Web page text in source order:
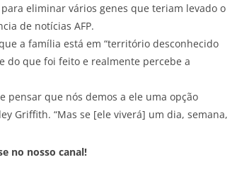
eliminar vários genes que teriam levado o
de notícias AFP.
a família está em “território desconhecido
do que foi feito e realmente percebe a
pensar que nós demos a ele uma opção
Griffith. “Mas se [ele viverá] um dia, semana,
no nosso canal!